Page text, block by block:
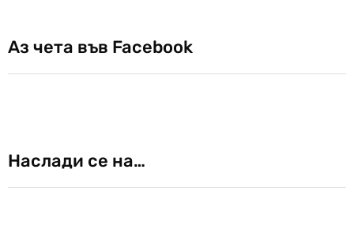
Аз чета във Facebook
Наслади се на…